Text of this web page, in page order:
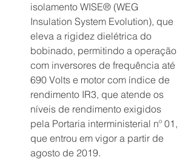
isolamento WISE® (WEG
Insulation System Evolution), que
eleva a rigidez dielétrica do
bobinado, permitindo a operação
com inversores de frequência até
690 Volts e motor com índice de
rendimento IR3, que atende os
níveis de rendimento exigidos
pela Portaria interministerial nº 01,
que entrou em vigor a partir de
agosto de 2019.